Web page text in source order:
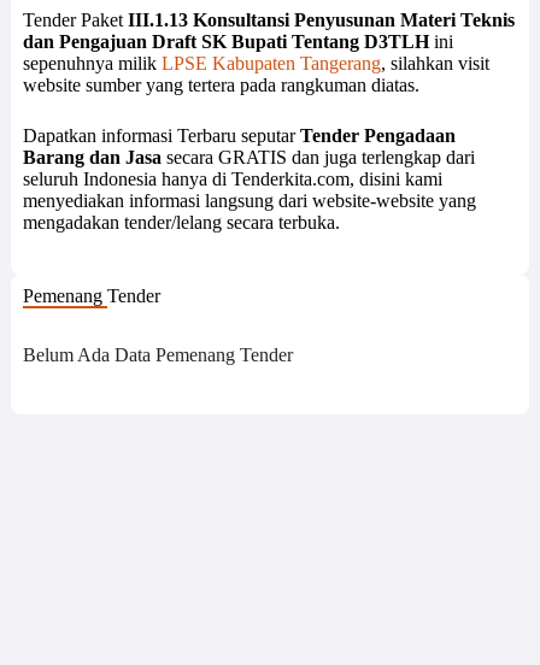
Tender Paket III.1.13 Konsultansi Penyusunan Materi Teknis
dan Pengajuan Draft SK Bupati Tentang D3TLHini
sepenuhnya milik LPSE Kabupaten Tangerang, silahkan visit
website sumber yang tertera pada rangkuman diatas.
Dapatkan informasi Terbaru seputarTender Pengadaan
Barang dan Jasa secara GRATIS dan juga terlengkap dari
seluruh Indonesia hanya di Tenderkita.com, disini kami
menyediakan informasi langsung dari website-website yang
mengadakan tender/lelang secara terbuka.
Pemenang Tender
Belum Ada Data Pemenang Tender